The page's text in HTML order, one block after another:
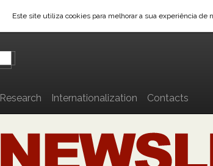
Este site utiliza cookies para melhorar a sua experiência de
Research Internationalization Contacts